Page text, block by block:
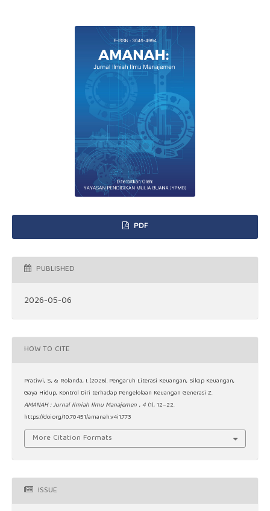
PDF
PUBLISHED
2026-05-06
HOW TO CITE
Pratiwi, S., & Rolanda, I. (2026). Pengaruh Literasi Keuangan, Sikap Keuangan,
Gaya Hidup, Kontrol Diri terhadap Pengelolaan Keuangan Generasi Z.
AMANAH : Jurnal Ilmiah Ilmu Manajemen , 4 (1), 12–22.
https://doi.org/10.70451/amanah.v4i1.773
More Citation Formats
ISSUE